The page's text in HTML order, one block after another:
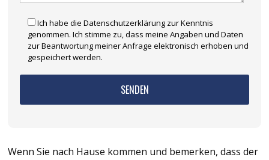
Ich habe die Datenschutzerklärung zur Kenntnis
genommen. Ich stimme zu, dass meine Angaben und Daten
zur Beantwortung meiner Anfrage elektronisch erhoben und
gespeichert werden.
Wenn Sie nach Hause kommen und bemerken, dass der